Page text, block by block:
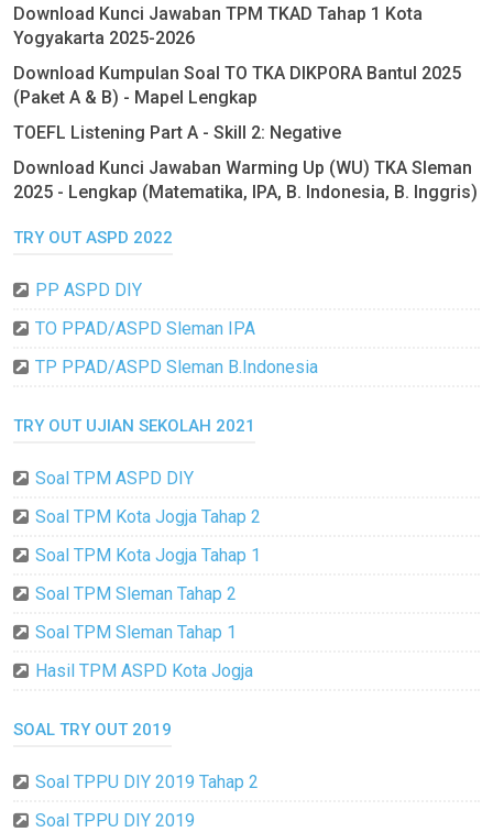
Download Kunci Jawaban TPM TKAD Tahap 1 Kota
Yogyakarta 2025-2026
Download Kumpulan Soal TO TKA DIKPORA Bantul 2025
(Paket A & B) - Mapel Lengkap
TOEFL Listening Part A - Skill 2: Negative
Download Kunci Jawaban Warming Up (WU) TKA Sleman
2025 - Lengkap (Matematika, IPA, B. Indonesia, B. Inggris)
TRY OUT ASPD 2022
PP ASPD DIY
TO PPAD/ASPD Sleman IPA
TP PPAD/ASPD Sleman B.Indonesia
TRY OUT UJIAN SEKOLAH 2021
Soal TPM ASPD DIY
Soal TPM Kota Jogja Tahap 2
Soal TPM Kota Jogja Tahap 1
Soal TPM Sleman Tahap 2
Soal TPM Sleman Tahap 1
Hasil TPM ASPD Kota Jogja
SOAL TRY OUT 2019
Soal TPPU DIY 2019 Tahap 2
Soal TPPU DIY 2019